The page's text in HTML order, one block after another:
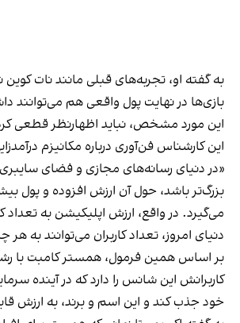
به گفته او، تجربه‌های قبلی مانند نات
بازی‌ها در نهایت پول واقعی هم می‌توانند
این مورد مشخص، نباید اظهار‌نظر قطعی
این کارشناس فن‌آوری درباره مکانیزم
«در دنیای رسانه‌های مجازی و فضای
بزرگ‌تر باشد، حول آن ارزش افزوده و پول
می‌گیرد. در واقع، ارزش اپلیکیشن به تعداد
دنیای امروز، تعداد کاربران می‌توانند به
بر اساس همین فرمول،‌ همستر کامبت با
کاربرانش این شانس را دارد که در آینده
خود جذب کند و این اسم و برند، به ارزش